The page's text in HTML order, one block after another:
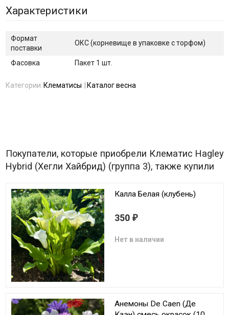
Характеристики
Формат
поставки
ОКС (корневище в упаковке с торфом)
Фасовка Пакет 1 шт.
Категории: Клематисы Каталог весна
Покупатели, которые приобрели Клематис Hagley
Hybrid (Хегли Хайбрид) (группа 3), также купили
Калла Белая (клубень)
350 ₽
Нет в наличии
Анемоны De Caen (Де